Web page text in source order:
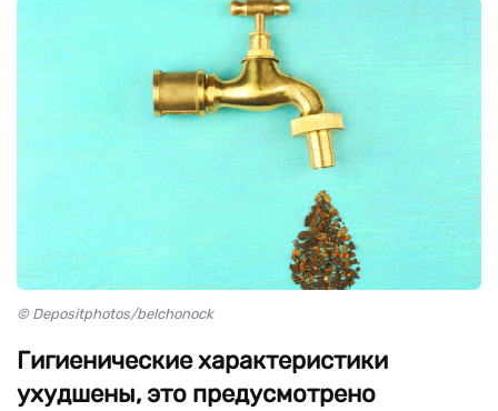
© Depositphotos/belchonock
Гигиенические характеристики
ухудшены, это предусмотрено